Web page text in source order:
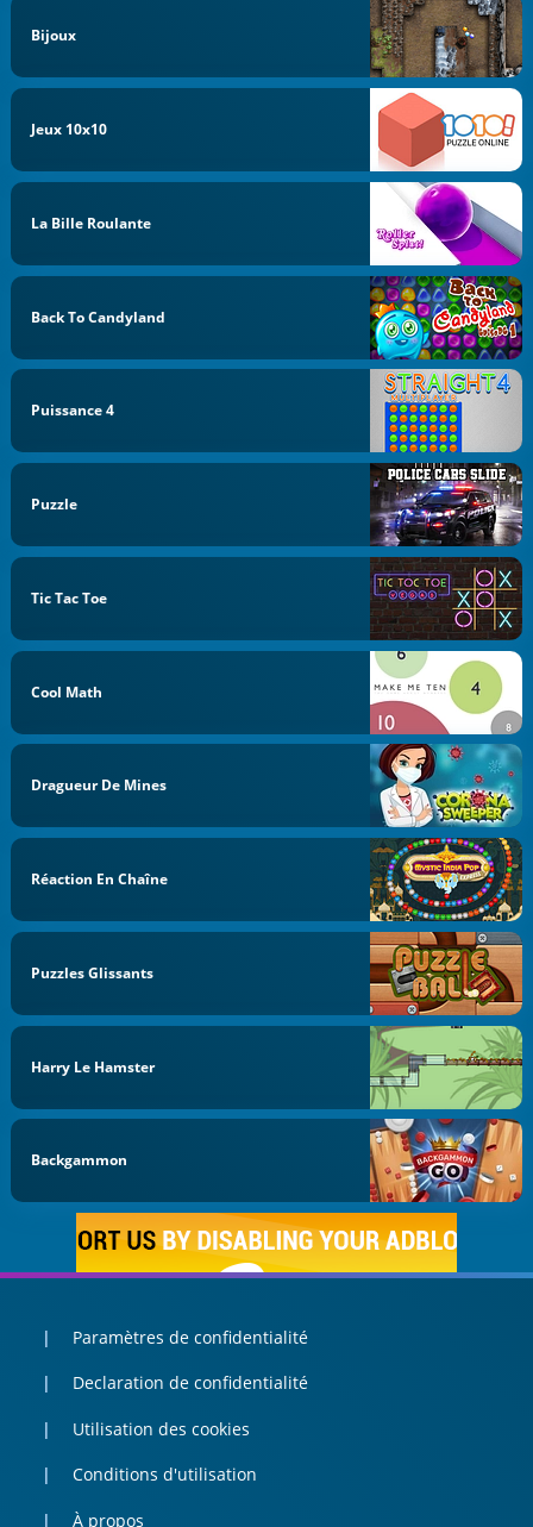
Bijoux
Jeux 10x10
La Bille Roulante
Back To Candyland
Puissance 4
Puzzle
Tic Tac Toe
Cool Math
Dragueur De Mines
Réaction En Chaîne
Puzzles Glissants
Harry Le Hamster
Backgammon
Paramètres de confidentialité
Declaration de confidentialité
Utilisation des cookies
Conditions d'utilisation
À propos